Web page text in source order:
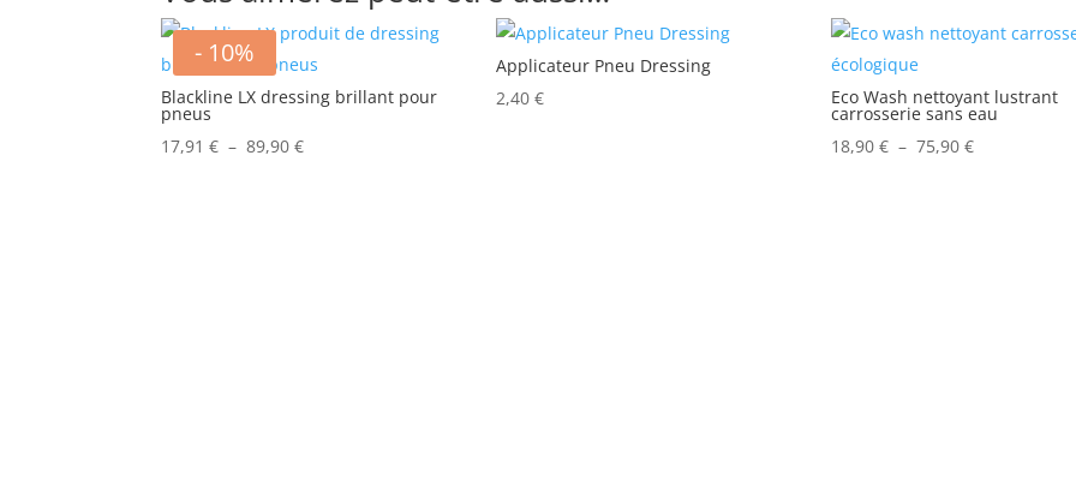
- 10%
Blackline LX dressing brillant pour
pneus
17,91€ – 89,90€Plage
Applicateur Pneu Dressing
2,40€ Eco Wash nettoyant lustrant
carrosserie sans eau
18,90€ – 75,90€Plage